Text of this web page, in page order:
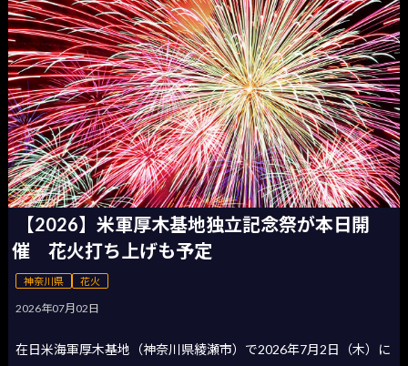
【2026】米軍厚木基地独立記念祭が本日開
催 花火打ち上げも予定
神奈川県 花火
2026年07月02日
在日米海軍厚木基地（神奈川県綾瀬市）で2026年7月2日（木）に